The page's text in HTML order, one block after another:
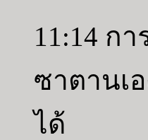
11:14 ก
ซาตานเ
ได้